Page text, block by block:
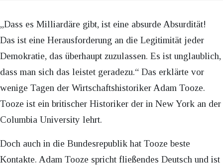
„Dass es Milliardäre gibt, ist eine absurde Absurdität!
Das ist eine Herausforderung an die Legitimität jeder
Demokratie, das überhaupt zuzulassen. Es ist unglaublich,
dass man sich das leistet geradezu.“ Das erklärte vor
wenige Tagen der Wirtschaftshistoriker Adam Tooze.
Tooze ist ein britischer Historiker der in New York an der
Columbia University lehrt.
Doch auch in die Bundesrepublik hat Tooze beste
Kontakte. Adam Tooze spricht fließendes Deutsch und ist